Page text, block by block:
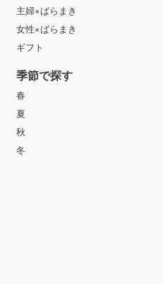
主婦×ばらまき
女性×ばらまき
ギフト
季節で探す
春
夏
秋
冬